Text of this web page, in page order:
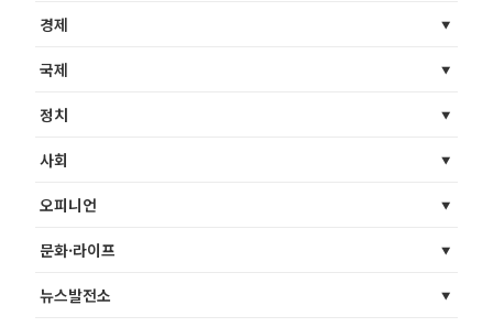
경제
국제
정치
사회
오피니언
문화·라이프
뉴스발전소